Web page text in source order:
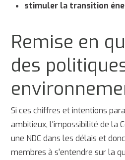
stimuler la transition
Remise en
des
Si ces chiffres et intentions
ambitieux, l'impossibilité de la
une NDC dans les délais et
membres à s'entendre sur la